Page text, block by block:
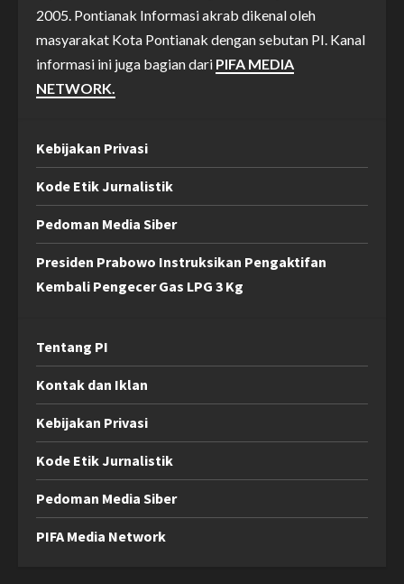
2005. Pontianak Informasi akrab dikenal oleh
masyarakat Kota Pontianak dengan sebutan PI. Kanal
informasi ini juga bagian dari PIFA MEDIA
NETWORK.
Kebijakan Privasi
Kode Etik Jurnalistik
Pedoman Media Siber
Presiden Prabowo Instruksikan Pengaktifan
Kembali Pengecer Gas LPG 3 Kg
Tentang PI
Kontak dan Iklan
Kebijakan Privasi
Kode Etik Jurnalistik
Pedoman Media Siber
PIFA Media Network